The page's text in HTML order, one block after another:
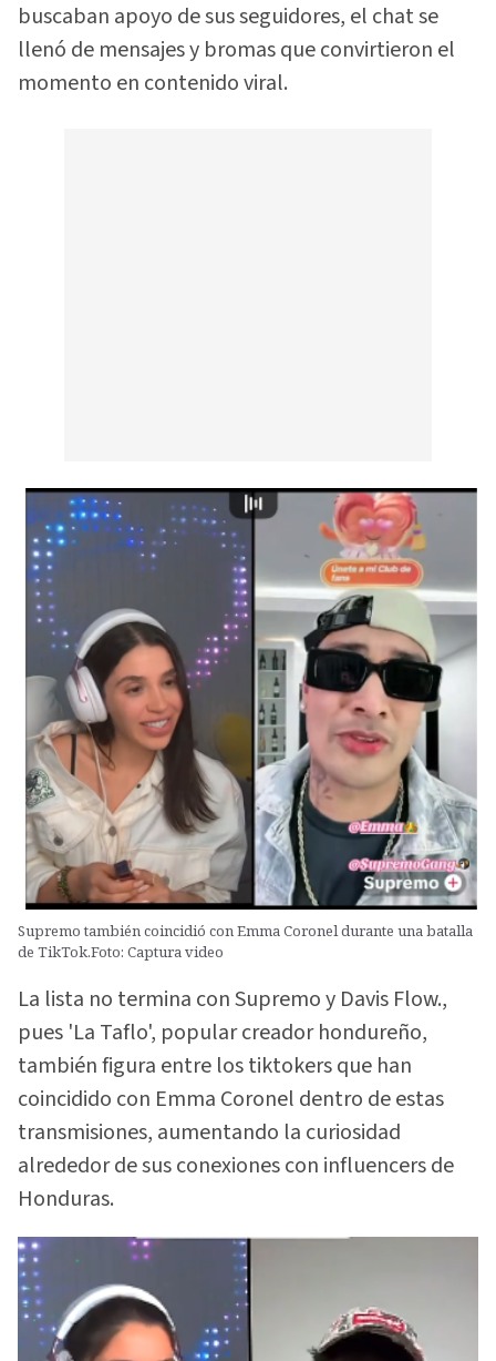
buscaban apoyo de sus seguidores, el chat se
llenó de mensajes y bromas que convirtieron el
momento en contenido viral.
Supremo también coincidió con Emma Coronel durante una batalla
de TikTok.Foto: Captura video
La lista no termina con Supremo y Davis Flow.,
pues 'La Taflo', popular creador hondureño,
también figura entre los tiktokers que han
coincidido con Emma Coronel dentro de estas
transmisiones, aumentando la curiosidad
alrededor de sus conexiones con influencers de
Honduras.